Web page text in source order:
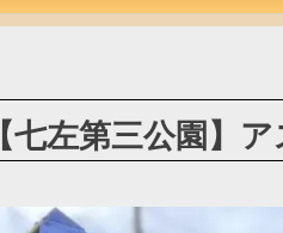
【七左第三公園】